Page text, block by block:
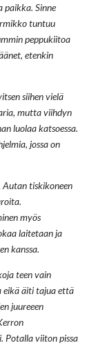
paikka. Sinne
tuntuu
peppukiitoa
etenkin
siihen vielä
mutta viihdyn
luolaa katsoessa.
jossa on
tiskikoneen
myös
laitetaan ja
kanssa.
teen vain
eikä äiti tajua että
juureeen
Potalla viiton pissa